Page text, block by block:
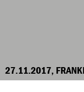
27.11.2017,